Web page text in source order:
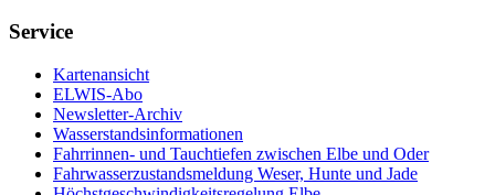
Service
Kar­ten­an­sicht
EL­WIS-​Abo
Newslet­ter-​Ar­chiv
Was­ser­stands­in­for­ma­tio­nen
Fahr­rin­nen-​ und Tauch­tie­fen zwi­schen El­be und Oder
Fahr­was­ser­zu­stands­mel­dung We­ser, Hun­te und Ja­de